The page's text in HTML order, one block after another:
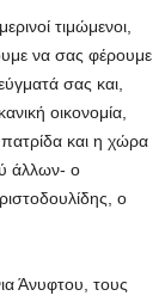
τιμώμενοι,
να σας φέρουμε
σας και,
οικονομία,
και η χώρα
άλλων- ο
ο
Άνυφτου, τους